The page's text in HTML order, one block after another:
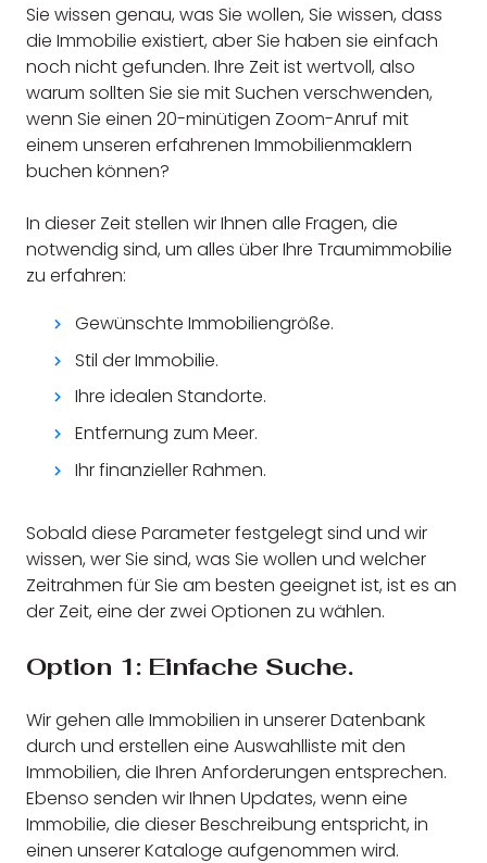
Sie wissen genau, was Sie wollen, Sie wissen, dass
die Immobilie existiert, aber Sie haben sie einfach
noch nicht gefunden. Ihre Zeit ist wertvoll, also
warum sollten Sie sie mit Suchen verschwenden,
wenn Sie einen 20-minütigen Zoom-Anruf mit
einem unseren erfahrenen Immobilienmaklern
buchen können?
In dieser Zeit stellen wir Ihnen alle Fragen, die
notwendig sind, um alles über Ihre Traumimmobilie
zu erfahren:
Gewünschte Immobiliengröße.
Stil der Immobilie.
Ihre idealen Standorte.
Entfernung zum Meer.
Ihr finanzieller Rahmen.
Sobald diese Parameter festgelegt sind und wir
wissen, wer Sie sind, was Sie wollen und welcher
Zeitrahmen für Sie am besten geeignet ist, ist es an
der Zeit, eine der zwei Optionen zu wählen.
Option 1: Einfache Suche.
Wir gehen alle Immobilien in unserer Datenbank
durch und erstellen eine Auswahlliste mit den
Immobilien, die Ihren Anforderungen entsprechen.
Ebenso senden wir Ihnen Updates, wenn eine
Immobilie, die dieser Beschreibung entspricht, in
einen unserer Kataloge aufgenommen wird.